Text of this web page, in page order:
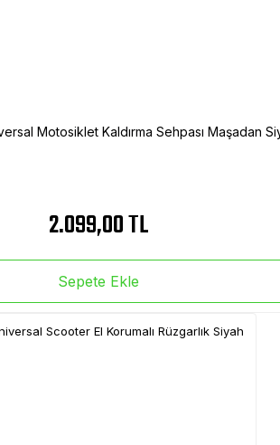
Motosiklet Kaldırma Sehpası Maşadan
2.099,00 TL
Sepete Ekle